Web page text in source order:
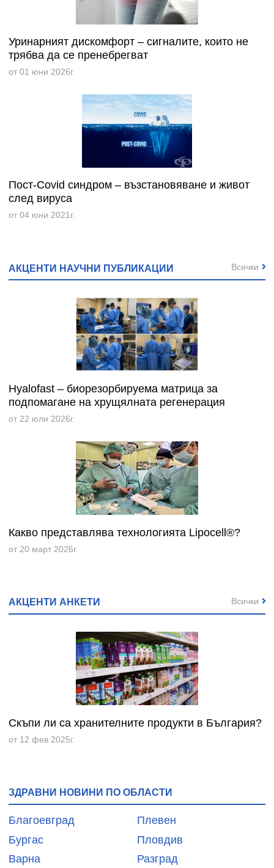
Уринарният дискомфорт – сигналите, които не
трябва да се пренебрегват
от 01 юни 2026г.
Пост-Covid синдром – възстановяване и живот
след вируса
от 04 юни 2021г.
АКЦЕНТИ НАУЧНИ ПУБЛИКАЦИИ
Hyalofast – биорезорбируема матрица за
подпомагане на хрущялната регенерация
от 22 юли 2026г.
Какво представлява технологията Lipocell®?
от 20 март 2026г.
Всички
АКЦЕНТИ АНКЕТИ
Скъпи ли са хранителните продукти в България?
от 12 фев 2025г.
Всички
ЗДРАВНИ НОВИНИ ПО ОБЛАСТИ
Благоевград
Бургас
Варна
Плевен
Пловдив
Разград